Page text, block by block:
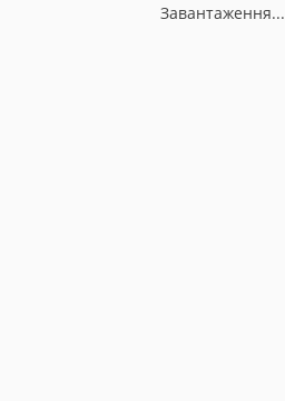
Завантаження...